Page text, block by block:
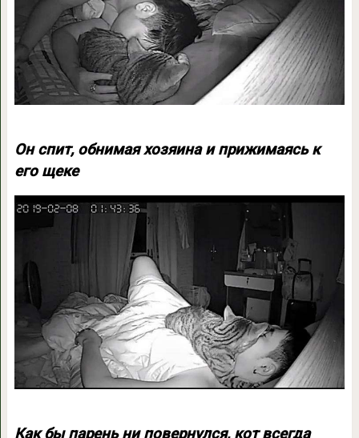
Он спит, обнимая хозяина и прижимаясь к
его щеке
Как бы парень ни повернулся, кот всегда